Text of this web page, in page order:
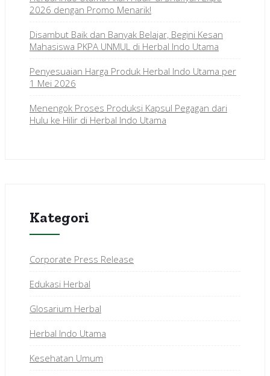
2026 dengan Promo Menarik!
Disambut Baik dan Banyak Belajar, Begini Kesan
Mahasiswa PKPA UNMUL di Herbal Indo Utama
Penyesuaian Harga Produk Herbal Indo Utama per
1 Mei 2026
Menengok Proses Produksi Kapsul Pegagan dari
Hulu ke Hilir di Herbal Indo Utama
Kategori
Corporate Press Release
Edukasi Herbal
Glosarium Herbal
Herbal Indo Utama
Kesehatan Umum